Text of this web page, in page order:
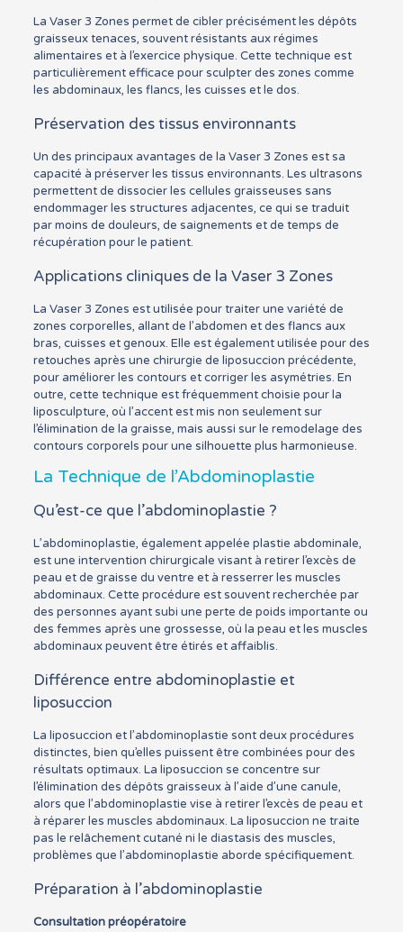
La Vaser 3 Zones permet de cibler précisément les dépôts
graisseux tenaces, souvent résistants aux régimes
alimentaires et à l’exercice physique. Cette technique est
particulièrement efficace pour sculpter des zones comme
les abdominaux, les flancs, les cuisses et le dos.
Préservation des tissus environnants
Un des principaux avantages de la Vaser 3 Zones est sa
capacité à préserver les tissus environnants. Les ultrasons
permettent de dissocier les cellules graisseuses sans
endommager les structures adjacentes, ce qui se traduit
par moins de douleurs, de saignements et de temps de
récupération pour le patient.
Applications cliniques de la Vaser 3 Zones
La Vaser 3 Zones est utilisée pour traiter une variété de
zones corporelles, allant de l’abdomen et des flancs aux
bras, cuisses et genoux. Elle est également utilisée pour des
retouches après une chirurgie de liposuccion précédente,
pour améliorer les contours et corriger les asymétries. En
outre, cette technique est fréquemment choisie pour la
liposculpture, où l’accent est mis non seulement sur
l’élimination de la graisse, mais aussi sur le remodelage des
contours corporels pour une silhouette plus harmonieuse.
La Technique de l’Abdominoplastie
Qu’est-ce que l’abdominoplastie ?
L’abdominoplastie, également appelée plastie abdominale,
est une intervention chirurgicale visant à retirer l’excès de
peau et de graisse du ventre et à resserrer les muscles
abdominaux. Cette procédure est souvent recherchée par
des personnes ayant subi une perte de poids importante ou
des femmes après une grossesse, où la peau et les muscles
abdominaux peuvent être étirés et affaiblis.
Différence entre abdominoplastie et
liposuccion
La liposuccion et l’abdominoplastie sont deux procédures
distinctes, bien qu’elles puissent être combinées pour des
résultats optimaux. La liposuccion se concentre sur
l’élimination des dépôts graisseux à l’aide d’une canule,
alors que l’abdominoplastie vise à retirer l’excès de peau et
à réparer les muscles abdominaux. La liposuccion ne traite
pas le relâchement cutané ni le diastasis des muscles,
problèmes que l’abdominoplastie aborde spécifiquement.
Préparation à l’abdominoplastie
Consultation préopératoire